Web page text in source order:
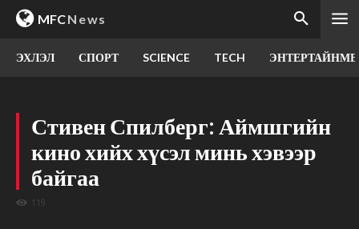
MFCNews
ЭХЛЭЛ СПОРТ SCIENCE TECH
Стивен Спилберг: Аймшгийн
кино хийх хүсэл минь хэвээр
байгаа
119